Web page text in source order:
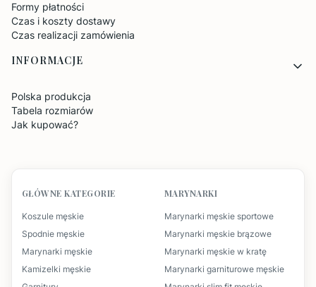
Formy płatności
Czas i koszty dostawy
Czas realizacji zamówienia
INFORMACJE
Polska produkcja
Tabela rozmiarów
Jak kupować?
GŁÓWNE KATEGORIE
Koszule męskie
Spodnie męskie
Marynarki męskie
Kamizelki męskie
MARYNARKI
Marynarki męskie sportowe
Marynarki męskie brązowe
Marynarki męskie w kratę
Marynarki garniturowe męskie